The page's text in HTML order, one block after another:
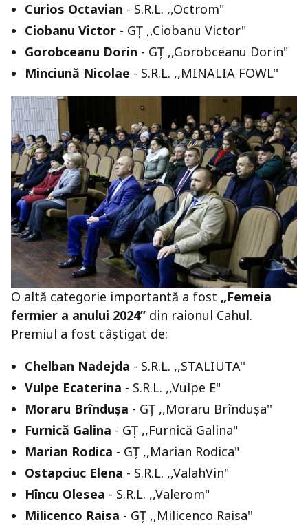
Curios Octavian - S.R.L. ,,Octrom"
Ciobanu Victor - GȚ ,,Ciobanu Victor"
Gorobceanu Dorin - GȚ ,,Gorobceanu Dorin"
Minciună Nicolae - S.R.L. ,,MINALIA FOWL''
O altă categorie importantă a fost „Femeia
fermier a anului 2024” din raionul Cahul.
Premiul a fost câștigat de:
Chelban Nadejda - S.R.L. ,,STALIUTA''
Vulpe Ecaterina - S.R.L. ,,Vulpe E"
Moraru Brîndușa - GȚ ,,Moraru Brîndușa''
Furnică Galina - GȚ ,,Furnică Galina"
Marian Rodica - GȚ ,,Marian Rodica"
Ostapciuc Elena - S.R.L. ,,ValahVin"
Hîncu Olesea - S.R.L. ,,Valerom"
Milicenco Raisa - GȚ ,,Milicenco Raisa''